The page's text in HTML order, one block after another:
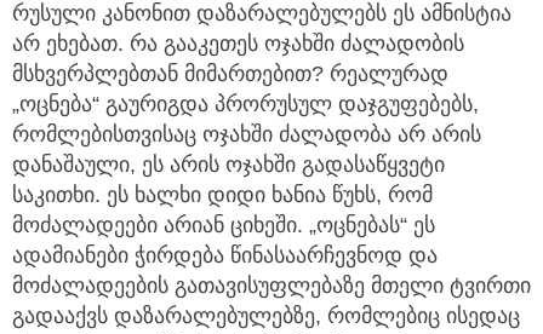
რუსული კანონით დაზარალებულებს ეს ამნისტია
არ ეხებათ. რა გააკეთეს ოჯახში ძალადობის
მსხვერპლებთან მიმართებით? რეალურად
„ოცნება“ გაურიგდა პრორუსულ დაჯგუფებებს,
რომლებისთვისაც ოჯახში ძალადობა არ არის
დანაშაული, ეს არის ოჯახში გადასაწყვეტი
საკითხი. ეს ხალხი დიდი ხანია წუხს, რომ
მოძალადეები არიან ციხეში. „ოცნებას“ ეს
ადამიანები ჭირდება წინასაარჩევნოდ და
მოძალადეების გათავისუფლებაზე მთელი ტვირთი
გადააქვს დაზარალებულებზე, რომლებიც ისედაც